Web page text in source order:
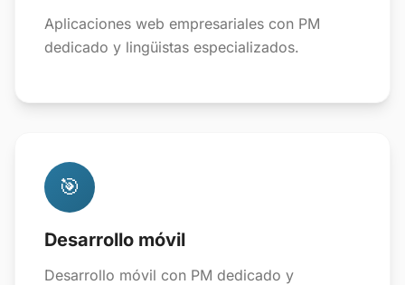
Aplicaciones web empresariales con PM
dedicado y lingüistas especializados.
🎯
Desarrollo móvil
Desarrollo móvil con PM dedicado y